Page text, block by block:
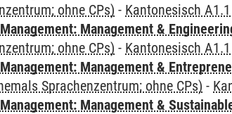
ohne CPs) - Kantonesisch A1.1
Management &
ohne CPs) - Kantonesisch A1.1
Management &
Sprachenzentrum; ohne CPs) -
Management &